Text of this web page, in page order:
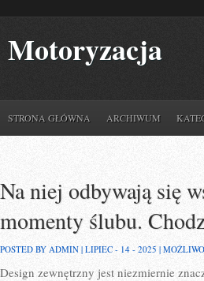
Motoryzacja
STRONA GŁÓWNA ARCHIWUM
Na niej odbywają się
momenty ślubu.
POSTED BY ADMIN | LIPIEC - 14 - 2025 |
Design zewnętrzny jest niezmiernie